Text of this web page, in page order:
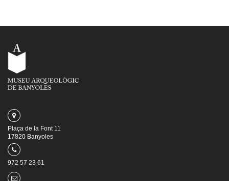
Plaça de la Font 11
17820 Banyoles
972 57 23 61